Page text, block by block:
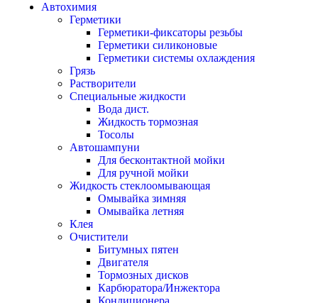
Автохимия
Герметики
Герметики-фиксаторы резьбы
Герметики силиконовые
Герметики системы охлаждения
Грязь
Растворители
Специальные жидкости
Вода дист.
Жидкость тормозная
Тосолы
Автошампуни
Для бесконтактной мойки
Для ручной мойки
Жидкость стеклоомывающая
Омывайка зимняя
Омывайка летняя
Клея
Очистители
Битумных пятен
Двигателя
Тормозных дисков
Карбюратора/Инжектора
Кондиционера